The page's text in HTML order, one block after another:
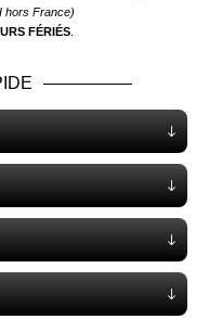
hors France)
FÉRIÉS.